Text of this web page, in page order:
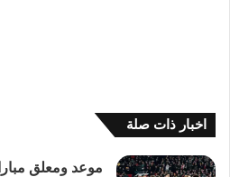
اخبار ذات صلة
موعد ومعلق